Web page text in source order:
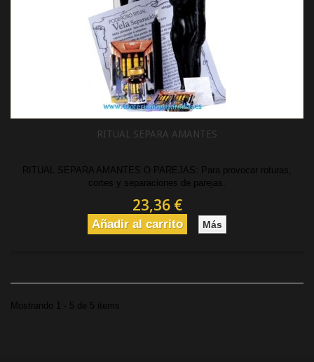
RITUAL SEPARA AMANTES
RITUAL SEPARA AMANTES O PAREJAS: Para provocar roturas,
cortes y separaciones de parejas.
23,36 €
Añadir al carrito Más
Mostrando 1 - 5 de 5 items